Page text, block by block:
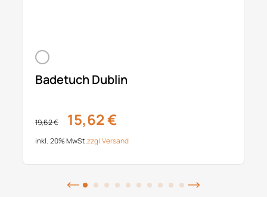
Badetuch Dublin
19,62 € 15,62 €
inkl. 20% MwSt.zzgl.Versand